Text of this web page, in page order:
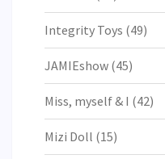
Integrity Toys (49)
JAMIEshow (45)
Miss, myself & I (42)
Mizi Doll (15)